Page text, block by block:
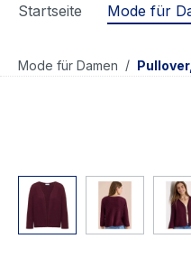
Startseite Mode für
Mode für Damen /
Bildergalerie